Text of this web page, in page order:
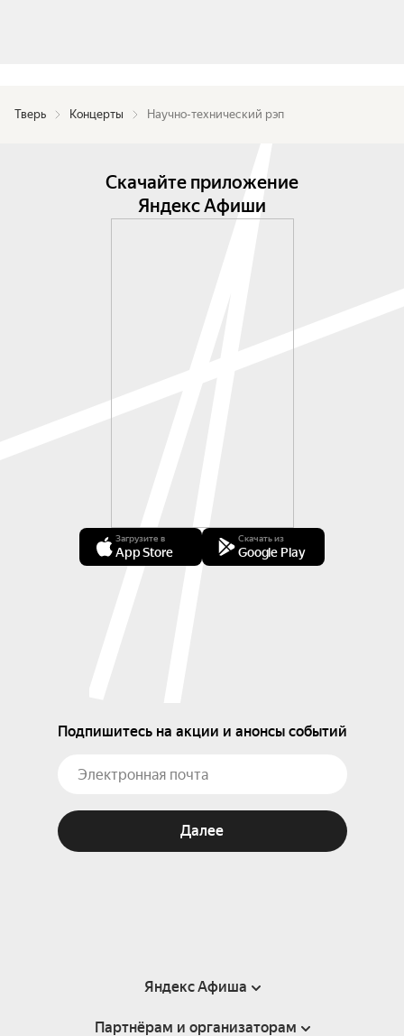
Тверь Концерты Научно-технический рэп
Скачайте приложение
Яндекс Афиши
Загрузите в
App Store
Скачать из
Google Play
Подпишитесь на акции и анонсы событий
Далее
Яндекс Афиша
Справка
Партнёрам и организаторам